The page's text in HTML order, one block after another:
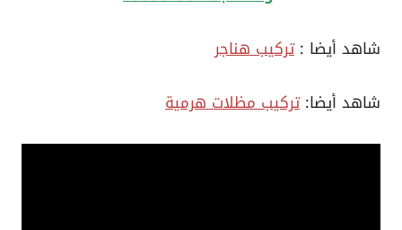
شاهد أيضا :تركيب هناجر
شاهد أيضا:تركيب مظلات هرمية